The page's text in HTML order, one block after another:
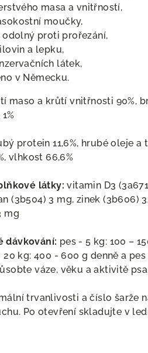
masa a vnitřností,
moučky,
odolný proti prořezání,
a lepku,
látek,
v Německu.
maso a krůtí vnitřnosti 90%,
protein 11,6%, hrubé oleje a
vlhkost 66,6%
látky: vitamin D3
(3b504) 3 mg, zinek (3b606)
mg
dávkování: pes - 5 kg: 100 –
20 kg: 400 - 600 g denně a
váze, věku a aktivitě
trvanlivosti a číslo šarže
Po otevření skladujte v